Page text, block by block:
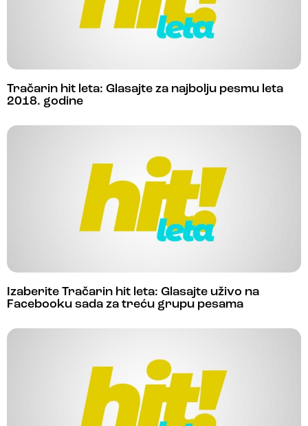
Tračarin hit leta: Glasajte za najbolju pesmu leta
2018. godine
Izaberite Tračarin hit leta: Glasajte uživo na
Facebooku sada za treću grupu pesama